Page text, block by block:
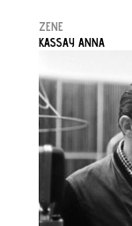
ZENE
KASSAY ANNA